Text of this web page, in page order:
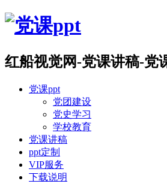
红船视觉网-党课讲稿-党
党课ppt
党团建设
党史学习
学校教育
党课讲稿
ppt定制
VIP服务
下载说明